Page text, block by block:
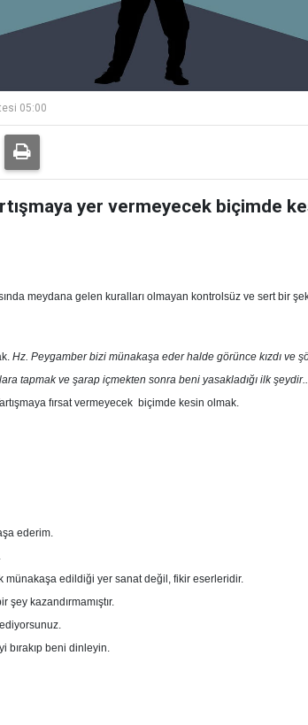
05:00
yer vermeyecek biçimde
meydana gelen kuralları olmayan kontrolsüz ve sert bir
Hz. Peygamber bizi münakaşa eder halde görünce kızdı ve
tapmak ve şarap içmekten sonra beni yasakladığı ilk
fırsat vermeyecek biçimde kesin olmak.
ederim.
münakaşa edildiği yer sanat değil, fikir eserleridir.
şey kazandırmamıştır.
bırakıp beni dinleyin.